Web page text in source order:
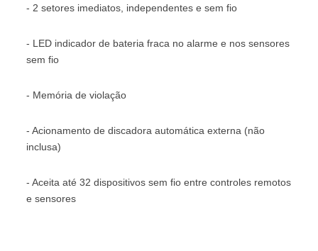
- 2 setores imediatos, independentes e sem fio
- LED indicador de bateria fraca no alarme e nos sensores
sem fio
- Memória de violação
- Acionamento de discadora automática externa (não
inclusa)
- Aceita até 32 dispositivos sem fio entre controles remotos
e sensores